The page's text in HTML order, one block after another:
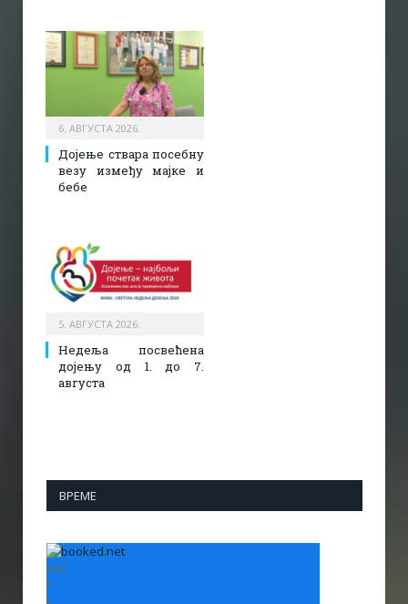
6. АВГУСТА 2026.
Дојење ствара посебну
везу између мајке и
бебе
5. АВГУСТА 2026.
Недеља посвећена
дојењу од 1. до 7.
августа
ВРЕМЕ
+30
°